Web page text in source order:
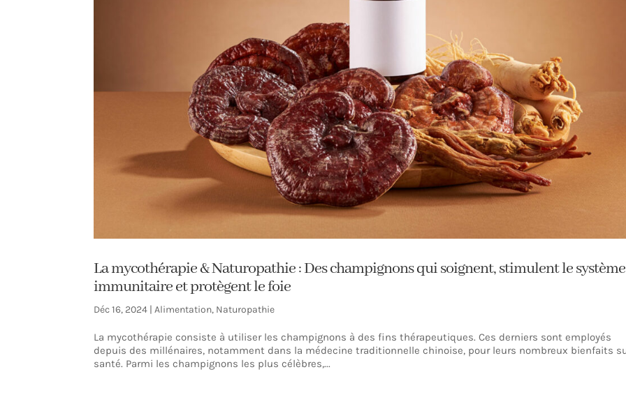
La mycothérapie & Naturopathie : Des champignons qui soignent, stimulent le système
immunitaire et protègent le foie
Déc 16, 2024 |Alimentation, Naturopathie
La mycothérapie consiste à utiliser les champignons à des fins thérapeutiques. Ces derniers sont employés
depuis des millénaires, notamment dans la médecine traditionnelle chinoise, pour leurs nombreux bienfaits
santé. Parmi les champignons les plus célèbres,...